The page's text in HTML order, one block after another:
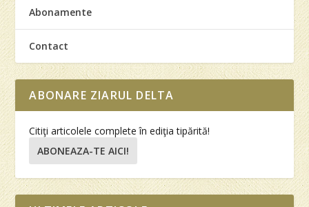
Abonamente
Contact
ABONARE ZIARUL DELTA
Citiţi articolele complete în ediţia tipărită!
ABONEAZA-TE AICI!